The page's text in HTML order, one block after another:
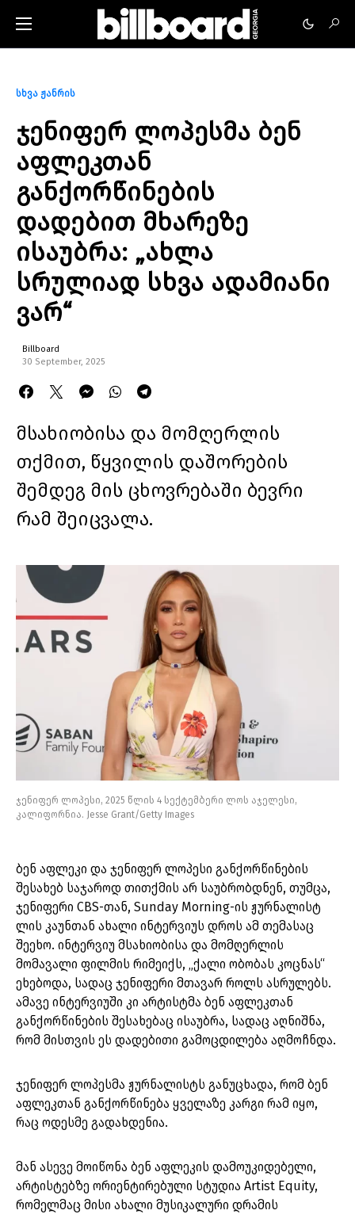
სხვა ჟანრის
ჯენიფერ ლოპესმა ბენ
აფლეკთან
განქორწინების
დადებით მხარეზე
ისაუბრა: „ახლა
სრულიად სხვა ადამიანი
ვარ“
Billboard
30 September, 2025
მსახიობისა და მომღერლის
თქმით, წყვილის დაშორების
შემდეგ მის ცხოვრებაში ბევრი
რამ შეიცვალა.
ჯენიფერ ლოპესი, 2025 წლის 4 სექტემბერი ლოს აჯელესი,
კალიფორნია. Jesse Grant/Getty Images
ბენ აფლეკი და ჯენიფერ ლოპესი განქორწინების
შესახებ საჯაროდ თითქმის არ საუბრობდნენ, თუმცა,
ჯენიფერი CBS-თან, Sunday Morning-ის ჟურნალისტ
ლის კაუნთან ახალი ინტერვიუს დროს ამ თემასაც
შეეხო. ინტერვიუ მსახიობისა და მომღერლის
მომავალი ფილმის რიმეიქს, „ქალი ობობას კოცნას“
ეხებოდა, სადაც ჯენიფერი მთავარ როლს ასრულებს.
ამავე ინტერვიუში კი არტისტმა ბენ აფლეკთან
განქორწინების შესახებაც ისაუბრა, სადაც აღნიშნა,
რომ მისთვის ეს დადებითი გამოცდილება აღმოჩნდა.
ჯენიფერ ლოპესმა ჟურნალისტს განუცხადა, რომ ბენ
აფლეკთან განქორწინება ყველაზე კარგი რამ იყო,
რაც ოდესმე გადახდენია.
მან ასევე მოიწონა ბენ აფლეკის დამოუკიდებელი,
არტისტებზე ორიენტირებული სტუდია Artist Equity,
რომელმაც მისი ახალი მუსიკალური დრამის